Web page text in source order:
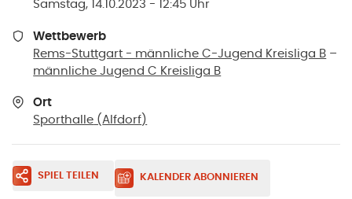
Samstag, 14.10.2023 - 12:45 Uhr
Wettbewerb
Rems-Stuttgart - männliche C-Jugend Kreisliga B –
männliche Jugend C Kreisliga B
Ort
Sporthalle (Alfdorf)
SPIEL TEILEN KALENDER ABONNIEREN